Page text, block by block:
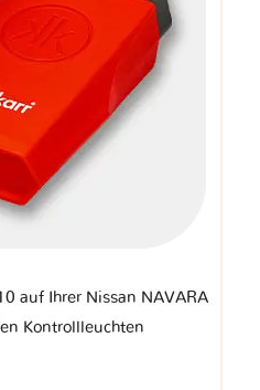
auf Ihrer Nissan NAVARA
Kontrollleuchten